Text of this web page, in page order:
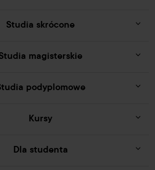
Studia skrócone
magisterskie
podyplomowe
Kursy
Dla studenta